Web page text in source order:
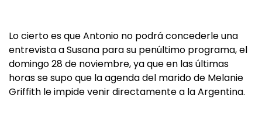
Lo cierto es que Antonio no podrá concederle una
entrevista a Susana para su penúltimo programa, el
domingo 28 de noviembre, ya que en las últimas
horas se supo que la agenda del marido de Melanie
Griffith le impide venir directamente a la Argentina.